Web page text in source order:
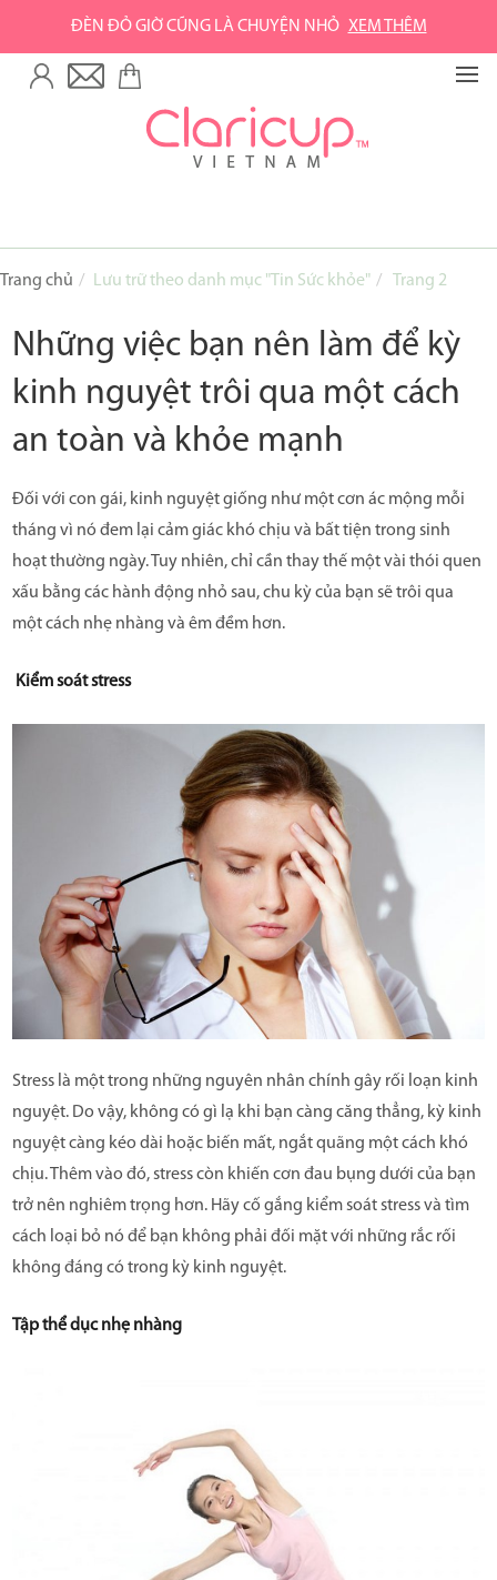
ĐÈN ĐỎ GIỜ CŨNG LÀ CHUYỆN NHỎ XEM THÊM
Trang chủ Lưu trữ theo danh mục "Tin Sức khỏe" Trang 2
Những việc bạn nên làm để kỳ
kinh nguyệt trôi qua một cách
an toàn và khỏe mạnh
Đối với con gái, kinh nguyệt giống như một cơn ác mộng mỗi
tháng vì nó đem lại cảm giác khó chịu và bất tiện trong sinh
hoạt thường ngày. Tuy nhiên, chỉ cần thay thế một vài thói quen
xấu bằng các hành động nhỏ sau, chu kỳ của bạn sẽ trôi qua
một cách nhẹ nhàng và êm đềm hơn.
Kiểm soát stress
Stress là một trong những nguyên nhân chính gây rối loạn kinh
nguyệt. Do vậy, không có gì lạ khi bạn càng căng thẳng, kỳ kinh
nguyệt càng kéo dài hoặc biến mất, ngắt quãng một cách khó
chịu. Thêm vào đó, stress còn khiến cơn đau bụng dưới của bạn
trở nên nghiêm trọng hơn. Hãy cố gắng kiểm soát stress và tìm
cách loại bỏ nó để bạn không phải đối mặt với những rắc rối
không đáng có trong kỳ kinh nguyệt.
Tập thể dục nhẹ nhàng
VỀ GREEN LIFE
Về Green Life
SẢN PHẨM
Phụ kiện vệ sinh cốc
Combo sản phẩm
Danh sách đại lý
TIN TỨC
LIÊN HỆ
HƯỚNG DẪN SỬ DỤNG CỐC NGUYỆT SAN
HƯỚNG DẪN CÁCH CHỌN SIZE CỐC
CLARICUP
HƯỚNG DẪN VỆ SINH CỐC
CÂU HỎI THƯỜNG GẶP